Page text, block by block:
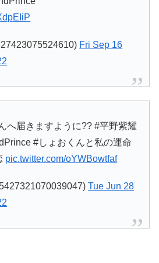
Fri Sep 16
へ届きますように?? #平野紫耀
#しょおくんと私の運命
pic.twitter.com/oYWBowtfaf
Tue Jun 28